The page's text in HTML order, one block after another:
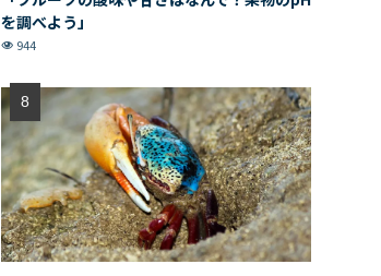
を調べよう」
944